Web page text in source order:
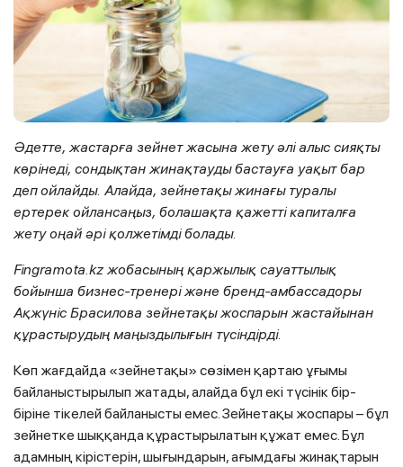
Әдетте, жастарға зейнет жасына жету әлі алыс сияқты
көрінеді, сондықтан жинақтауды бастауға уақыт бар
деп ойлайды. Алайда, зейнетақы жинағы туралы
ертерек ойлансаңыз, болашақта қажетті капиталға
жету оңай әрі қолжетімді болады.
Fingramota.kz жобасының қаржылық сауаттылық
бойынша бизнес-тренері және бренд-амбассадоры
Ақжүніс Брасилова зейнетақы жоспарын жастайынан
құрастырудың маңыздылығын түсіндірді.
Көп жағдайда «зейнетақы» сөзімен қартаю ұғымы
байланыстырылып жатады, алайда бұл екі түсінік бір-
біріне тікелей байланысты емес. Зейнетақы жоспары – бұл
зейнетке шыққанда құрастырылатын құжат емес. Бұл
адамның кірістерін, шығындарын, ағымдағы жинақтарын